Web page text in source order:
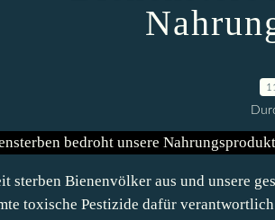
sterben Bienenvölker aus und unsere
toxische Pestizide dafür